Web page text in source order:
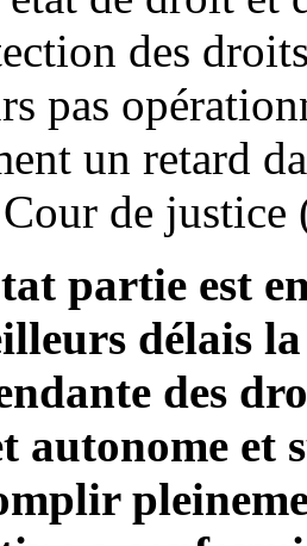
des
pas
un retard
de justice
partie est
délais
des
autonome et